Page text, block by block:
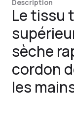
Description
Le tissu
sèche
cordon
les